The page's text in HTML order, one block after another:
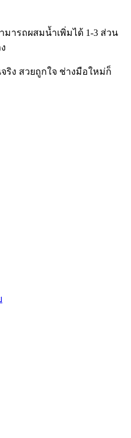
มารถผสมน้ำเพิ่มได้ 1-3 ส่วน
ริง สวยถูกใจ ช่างมือใหม่ก็